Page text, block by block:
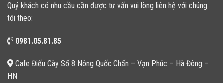
Quý khách có nhu cầu cần được tư vấn vui lòng liên hệ với chúng
tôi theo:
0981.05.81.85
Cafe Điếu Cày Số 8 Nông Quốc Chấn – Vạn Phúc – Hà Đông –
HN